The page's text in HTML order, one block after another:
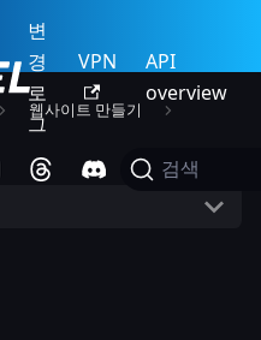
변
경
로
그
VPN
API
overview
검색
웹사이트 만들기